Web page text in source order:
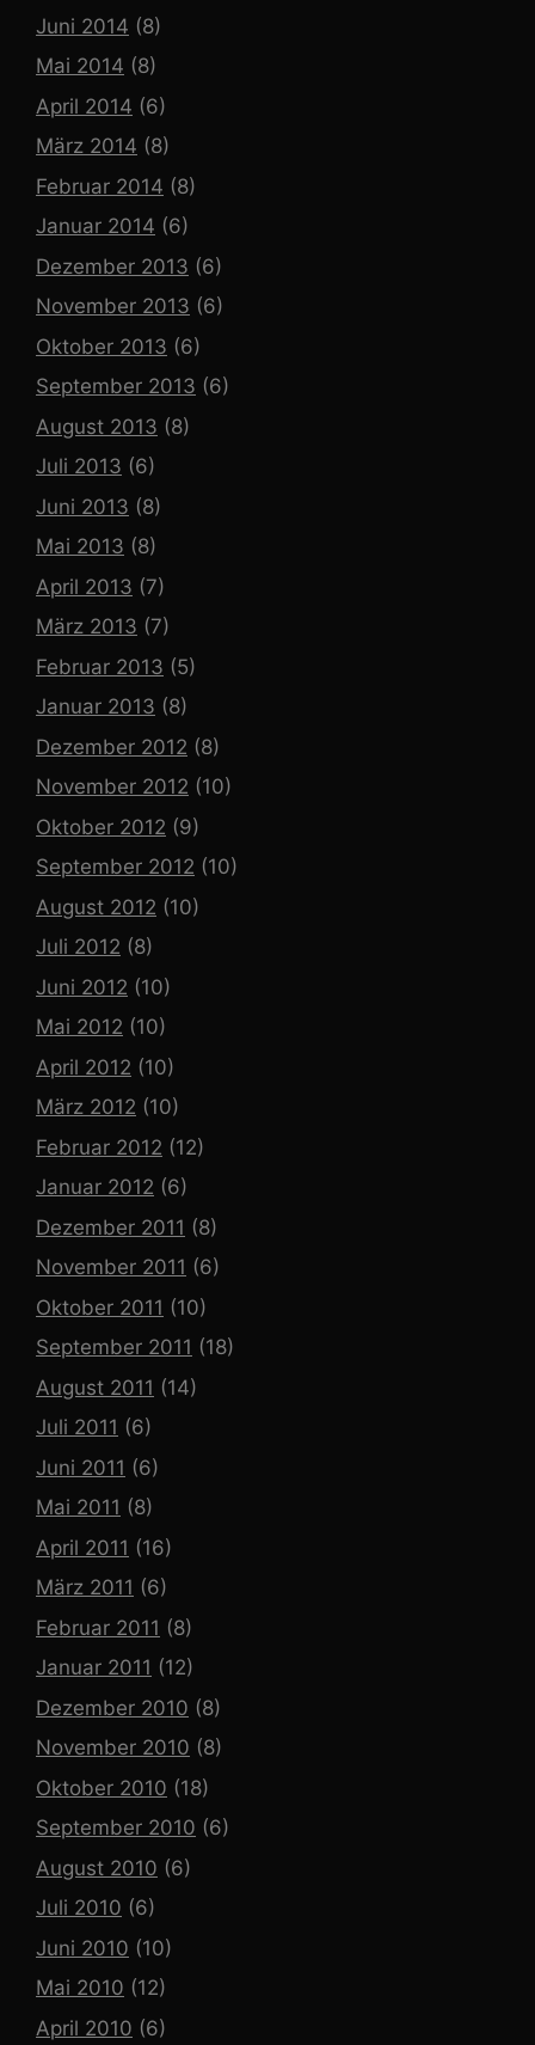
Juni 2014 (8)
Mai 2014 (8)
April 2014 (6)
März 2014 (8)
Februar 2014 (8)
Januar 2014 (6)
Dezember 2013 (6)
November 2013 (6)
Oktober 2013 (6)
September 2013 (6)
August 2013 (8)
Juli 2013 (6)
Juni 2013 (8)
Mai 2013 (8)
April 2013 (7)
März 2013 (7)
Februar 2013 (5)
Januar 2013 (8)
Dezember 2012 (8)
November 2012 (10)
Oktober 2012 (9)
September 2012 (10)
August 2012 (10)
Juli 2012 (8)
Juni 2012 (10)
Mai 2012 (10)
April 2012 (10)
März 2012 (10)
Februar 2012 (12)
Januar 2012 (6)
Dezember 2011 (8)
November 2011 (6)
Oktober 2011 (10)
September 2011 (18)
August 2011 (14)
Juli 2011 (6)
Juni 2011 (6)
Mai 2011 (8)
April 2011 (16)
März 2011 (6)
Februar 2011 (8)
Januar 2011 (12)
Dezember 2010 (8)
November 2010 (8)
Oktober 2010 (18)
September 2010 (6)
August 2010 (6)
Juli 2010 (6)
Juni 2010 (10)
Mai 2010 (12)
April 2010 (6)